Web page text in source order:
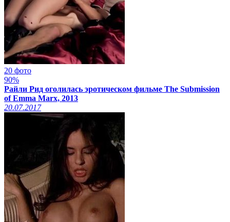
20 фото
90%
Райли Рид оголилась эротическом фильме The Submission
of Emma Marx, 2013
20.07.2017